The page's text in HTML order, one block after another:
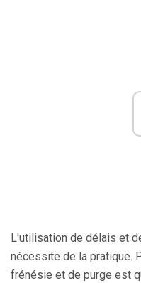
L'utilisation de délais et
nécessite de la pratique.
frénésie et de purge est